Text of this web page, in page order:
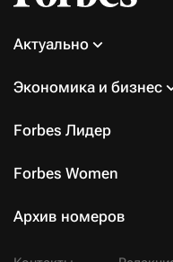
Актуально
Экономика и бизнес
Forbes Лидер
Forbes Women
Архив номеров